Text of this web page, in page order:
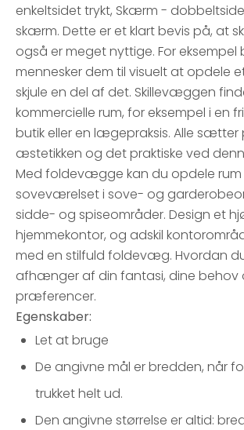
enkeltsidet trykt, Skærm -
skærm. Dette er et klart bevis på, at
også er meget nyttige. For eksempel
mennesker dem til visuelt at opdele
skjule en del af det. Skillevæggen
kommercielle rum, for eksempel i en
butik eller en lægepraksis. Alle sætter
æstetikken og det praktiske ved
Med foldevægge kan du opdele rum
soveværelset i sove- og
sidde- og spiseområder. Design et
hjemmekontor, og adskil
med en stilfuld foldevæg. Hvordan
afhænger af din fantasi, dine behov
præferencer.
Egenskaber:
Let at bruge
De angivne mål er bredden, når
trukket helt ud.
Den angivne størrelse er altid: